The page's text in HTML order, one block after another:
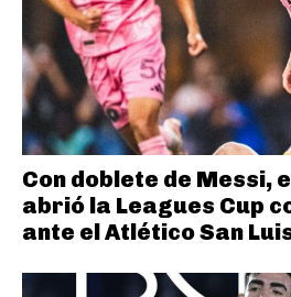
Con doblete de Messi,
abrió la Leagues Cup
ante el Atlético San